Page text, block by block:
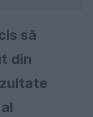
să
din